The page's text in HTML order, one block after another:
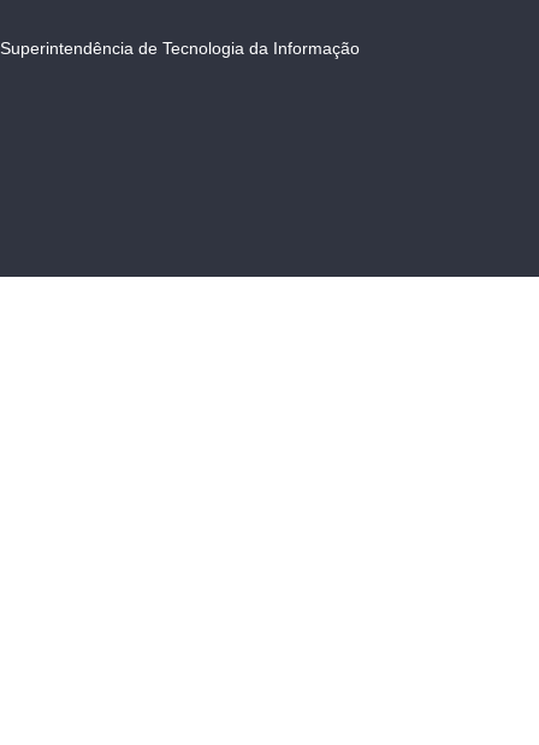
Superintendência de Tecnologia da Informação